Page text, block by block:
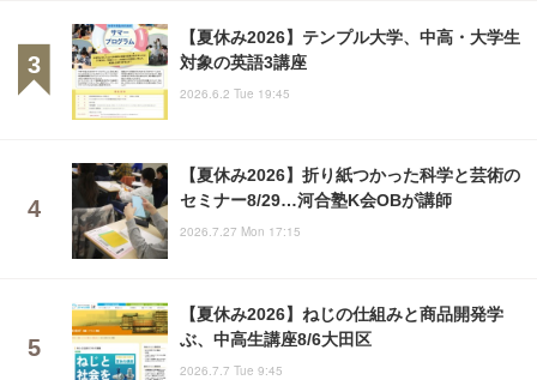
【夏休み2026】テンプル大学、中高・大学生
対象の英語3講座
2026.6.2 Tue 19:45
【夏休み2026】折り紙つかった科学と芸術の
セミナー8/29…河合塾K会OBが講師
2026.7.27 Mon 17:15
【夏休み2026】ねじの仕組みと商品開発学
ぶ、中高生講座8/6大田区
2026.7.7 Tue 9:45